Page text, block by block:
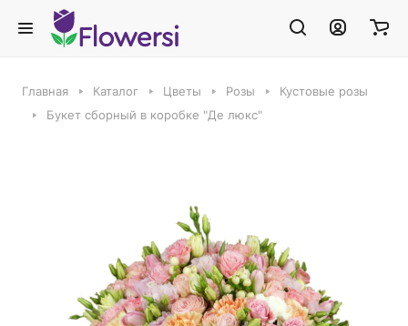
Главная Каталог Цветы Розы
Кустовые розы
Букет сборный в коробке "Де люкс"